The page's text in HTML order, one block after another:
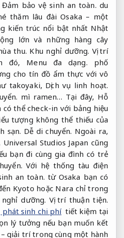
Đảm bảo vệ sinh an toàn. du
thăm lâu đài Osaka – một
kiến trúc nổi bật nhất Nhật
lớn và những hàng cây
thu. Khu nghỉ dưỡng. Vị trí
đó, Menu đa dạng. phố
cho tín đồ ẩm thực với vô
takoyaki, Dịch vụ linh hoạt.
mì ramen… Tại đây, Hỗ
có thể check-in với bảng hiệu
tượng không thể thiếu của
sạn. Dễ di chuyển. Ngoài ra,
Universal Studios Japan cũng
bạn đi cùng gia đình có trẻ
Với hệ thống tàu điện
an toàn. từ Osaka bạn có
Kyoto hoặc Nara chỉ trong
nghỉ dưỡng. Vị trí thuận tiện.
phát sinh chi phí tiết kiệm tại
lý tưởng nếu bạn muốn kết
giải trí trong cùng một hành